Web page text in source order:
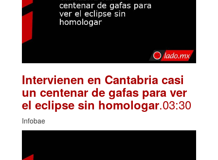
Intervienen en Cantabria casi
un centenar de gafas para ver
el eclipse sin homologar.03:30
Infobae